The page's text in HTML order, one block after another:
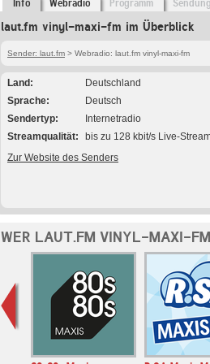
Info Webradio Programm
laut.fm vinyl-maxi-fm im Überblick
Sender: laut.fm > Webradio: laut.fm vinyl-maxi-fm
Land
Deutschland
Sprache
Deutsch
Sendertyp
Internetradio
Streamqualität
bis zu 128 kbit/s Live-
Zur Website des Senders
WER LAUT.FM VINYL-MAXI-